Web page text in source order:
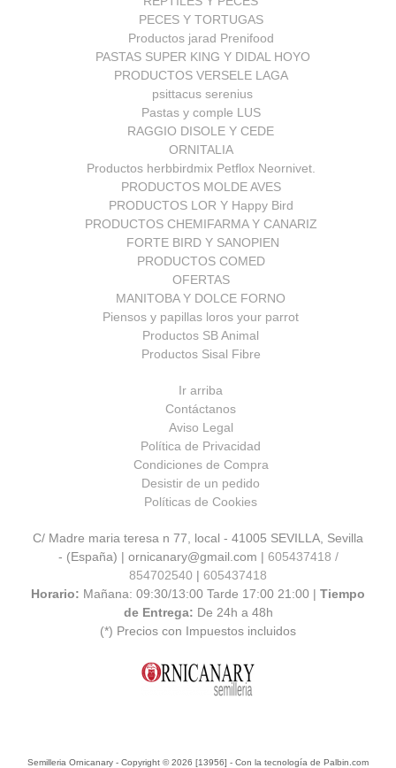
PECES Y TORTUGAS
Productos jarad Prenifood
PASTAS SUPER KING Y DIDAL HOYO
PRODUCTOS VERSELE LAGA
psittacus serenius
Pastas y comple LUS
RAGGIO DISOLE Y CEDE
ORNITALIA
Productos herbbirdmix Petflox Neornivet.
PRODUCTOS MOLDE AVES
PRODUCTOS LOR Y Happy Bird
PRODUCTOS CHEMIFARMA Y CANARIZ
FORTE BIRD Y SANOPIEN
PRODUCTOS COMED
OFERTAS
MANITOBA Y DOLCE FORNO
Piensos y papillas loros your parrot
Productos SB Animal
Productos Sisal Fibre
Ir arriba
Contáctanos
Aviso Legal
Política de Privacidad
Condiciones de Compra
Desistir de un pedido
Políticas de Cookies
C/ Madre maria teresa n 77, local - 41005 SEVILLA, Sevilla
- (España) | ornicanary@gmail.com | 605437418 /
854702540 | 605437418
Horario: Mañana: 09:30/13:00 Tarde 17:00 21:00 | Tiempo
de Entrega: De 24h a 48h
(*) Precios con Impuestos incluidos
Semilleria Ornicanary - Copyright © 2026 [13956] - Con la tecnología de Palbin.com